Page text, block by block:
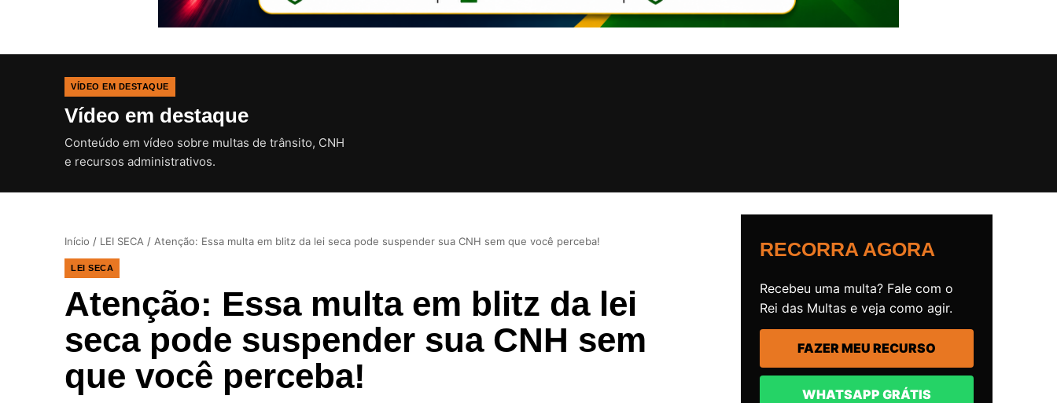
VÍDEO EM DESTAQUE
Vídeo em destaque
Conteúdo em vídeo sobre multas de trânsito, CNH
e recursos administrativos.
Início / LEI SECA / Atenção: Essa multa em blitz da lei seca pode suspender sua CNH sem que você perceba!
LEI SECA
Atenção: Essa multa em blitz da lei
seca pode suspender sua CNH sem
que você perceba!
RECORRA AGORA
Recebeu uma multa? Fale com o
Rei das Multas e veja como agir.
FAZER MEU RECURSO
WHATSAPP GRÁTIS